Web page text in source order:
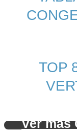
TOP
Ver más